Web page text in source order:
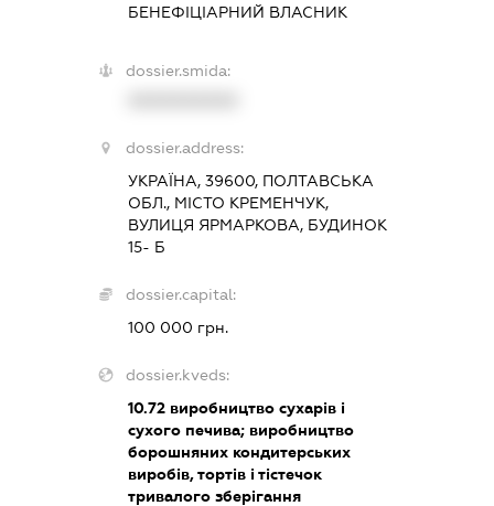
БЕНЕФІЦІАРНИЙ ВЛАСНИК
dossier.smida:
dossier.address:
УКРАЇНА, 39600, ПОЛТАВСЬКА
ОБЛ., МІСТО КРЕМЕНЧУК,
ВУЛИЦЯ ЯРМАРКОВА, БУДИНОК
15- Б
dossier.capital:
100 000 грн.
dossier.kveds:
10.72виробництво сухарів і
сухого печива; виробництво
борошняних кондитерських
виробів, тортів і тістечок
тривалого зберігання